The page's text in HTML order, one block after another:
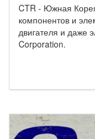
CTR - Южная
компонентов и
двигателя и даже
Corporation.